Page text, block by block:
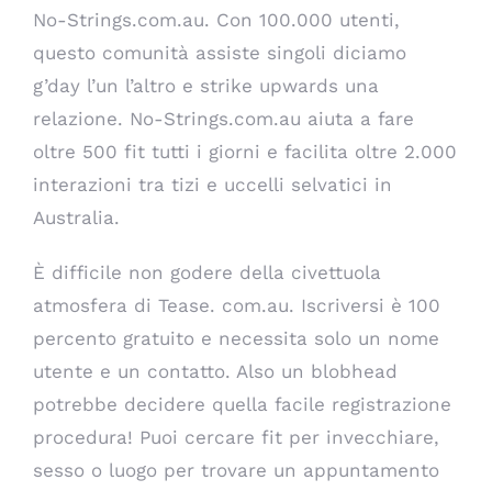
No-Strings.com.au. Con 100.000 utenti,
questo comunità assiste singoli diciamo
g’day l’un l’altro e strike upwards una
relazione. No-Strings.com.au aiuta a fare
oltre 500 fit tutti i giorni e facilita oltre 2.000
interazioni tra tizi e uccelli selvatici in
Australia.
È difficile non godere della civettuola
atmosfera di Tease. com.au. Iscriversi è 100
percento gratuito e necessita solo un nome
utente e un contatto. Also un blobhead
potrebbe decidere quella facile registrazione
procedura! Puoi cercare fit per invecchiare,
sesso o luogo per trovare un appuntamento